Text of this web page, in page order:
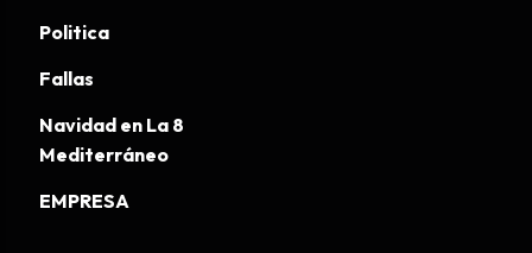
Politica
Fallas
Navidad en La 8
Mediterráneo
EMPRESA